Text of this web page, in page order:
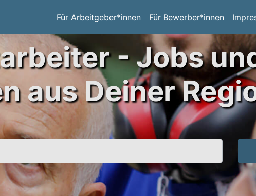
Für Arbeitgeber*innen Für Bewerber*innen
- Jobs
aus Deiner